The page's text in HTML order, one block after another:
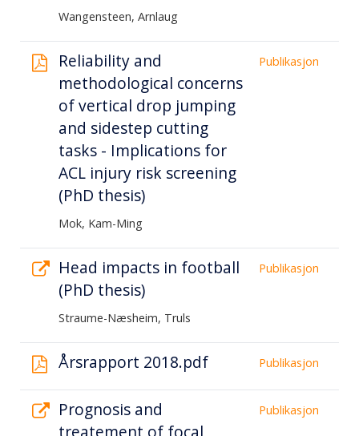
Wangensteen, Arnlaug
Reliability and
methodological concerns
of vertical drop jumping
and sidestep cutting
tasks - Implications for
ACL injury risk screening
(PhD thesis)
Mok, Kam-Ming
Publikasjon
Head impacts in football
(PhD thesis)
Straume-Næsheim, Truls
Publikasjon
Årsrapport 2018.pdf Publikasjon
Prognosis and
treatement of focal
Publikasjon